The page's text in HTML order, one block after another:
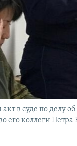
в суде по делу
коллеги